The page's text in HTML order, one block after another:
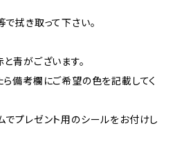
拭き取って下さい。
青がございます。
備考欄にご希望の色を記載してく
プレゼント用のシールをお付けし